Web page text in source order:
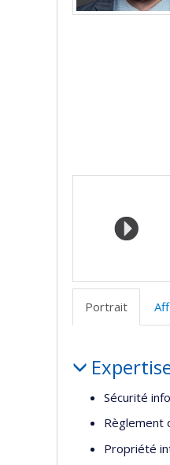
Médias
Portrait
Sécurité
Règlement
Propriété